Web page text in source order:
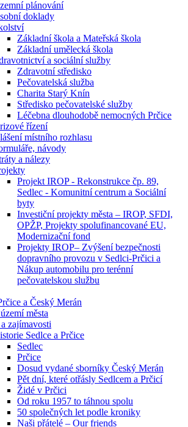
plánování
doklady
Základní škola a Mateřská škola
Základní umělecká škola
a sociální služby
Zdravotní středisko
Pečovatelská služba
Charita Starý Knín
Středisko pečovatelské služby
Léčebna dlouhodobě nemocných Prčice
řízení
místního rozhlasu
návody
a nálezy
Projekt IROP - Rekonstrukce čp. 89,
Sedlec - Komunitní centrum a Sociální
byty
Investiční projekty města – IROP, SFDI,
OPŽP, Projekty spolufinancované EU,
Modernizační fond
Projekty IROP– Zvýšení bezpečnosti
dopravního provozu v Sedlci-Prčici a
Nákup automobilu pro terénní
pečovatelskou službu
a Český Merán
města
zajímavosti
Sedlce a Prčice
Sedlec
Prčice
Dosud vydané sborníky Český Merán
Pět dní, které otřásly Sedlcem a Prčicí
Židé v Prčici
Od roku 1957 to táhnou spolu
50 společných let podle kroniky
Naši přátelé – Our friends